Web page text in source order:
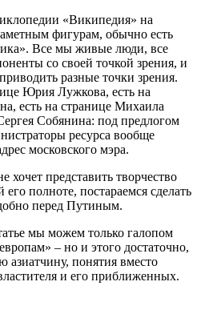
«Википедия» на
фигурам, обычно есть
Все мы живые люди, все
со своей точкой зрения, и
разные точки зрения.
Юрия Лужкова, есть на
есть на странице Михаила
Собянина: под предлогом
ресурса вообще
московского мэра.
представить творчество
полноте, постараемся сделать
перед Путиным.
мы можем только галопом
– но и этого достаточно,
азиатчину, понятия вместо
и его приближенных.